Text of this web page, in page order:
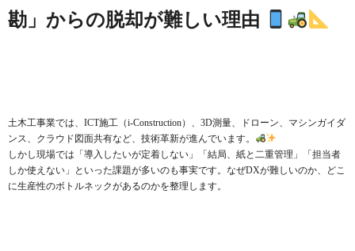
勘」からの脱却が難しい理由
土木工事業では、ICT施工（i-Construction）、3D測量、ドローン、マシンガイダ
ンス、クラウド図面共有など、技術革新が進んでいます。
しかし現場では「導入したいが定着しない」「結局、紙と二重管理」「担当者
しか使えない」といった課題が多いのも事実です。なぜDXが難しいのか、どこ
に生産性のボトルネックがあるのかを整理します。